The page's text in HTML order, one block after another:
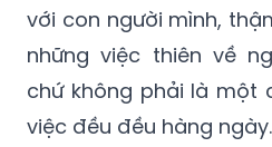
với con người mình,
những việc thiên về
chứ không phải là một
việc đều đều hàng ngày.